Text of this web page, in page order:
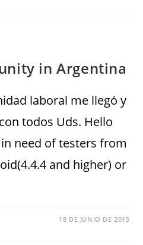
in Argentina
laboral me llegó y
todos Uds. Hello
need of testers from
and higher) or
18 DE JUNIO DE 2015